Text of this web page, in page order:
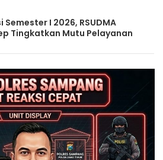
Semester I 2026, RSUDMA
Tingkatkan Mutu Pelayanan